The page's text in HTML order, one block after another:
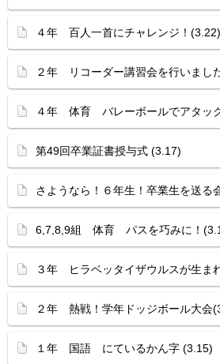
４年 百人一首にチャレンジ！(3.22)
２年 リコーダー講習会を行いまし
４年 体育 バレーボールでアタッ
第49回卒業証書授与式 (3.17)
さようなら！６年生！卒業生を送る
6,7,8,9組 体育 パスを巧みに！
３年 ヒラベッタイザウルスが生ま
２年 熱戦！学年ドッジボール大会
１年 国語 にているかん字 (3.15)